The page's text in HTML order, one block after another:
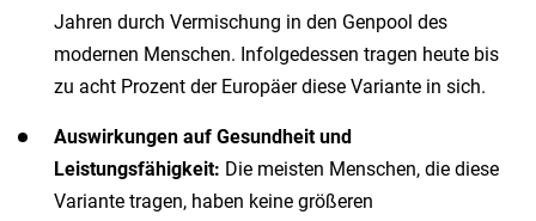
Jahren durch Vermischung in den Genpool des
modernen Menschen. Infolgedessen tragen heute bis
zu acht Prozent der Europäer diese Variante in sich.
Auswirkungen auf Gesundheit und
Leistungsfähigkeit: Die meisten Menschen, die diese
Variante tragen, haben keine größeren